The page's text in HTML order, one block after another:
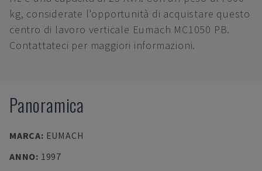
kg, considerate l'opportunità di acquistare questo
centro di lavoro verticale Eumach MC1050 PB.
Contattateci per maggiori informazioni.
Panoramica
MARCA: EUMACH
ANNO: 1997